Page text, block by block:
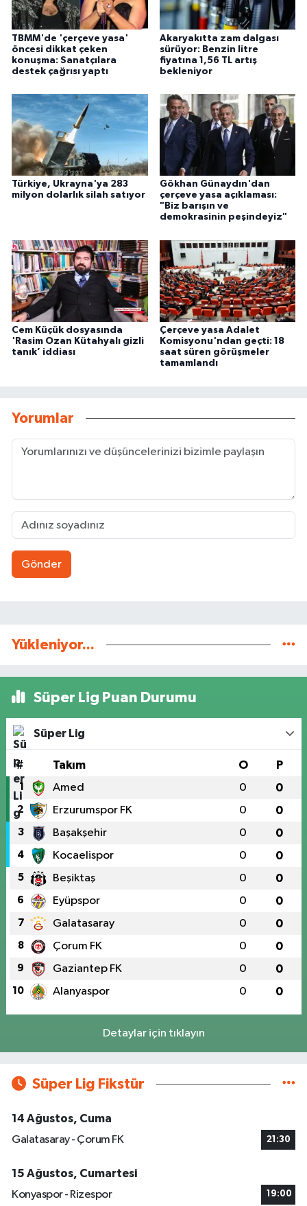
TBMM'de 'çerçeve yasa'
öncesi dikkat çeken
konuşma: Sanatçılara
destek çağrısı yaptı
Akaryakıtta zam dalgası
sürüyor: Benzin litre
fiyatına 1,56 TL artış
bekleniyor
Türkiye, Ukrayna'ya 283
milyon dolarlık silah satıyor
Gökhan Günaydın'dan
çerçeve yasa açıklaması:
"Biz barışın ve
demokrasinin peşindeyiz"
Cem Küçük dosyasında
'Rasim Ozan Kütahyalı gizli
tanık’ iddiası
Çerçeve yasa Adalet
Komisyonu'ndan geçti: 18
saat süren görüşmeler
tamamlandı
Yorumlar
Gönder
Yükleniyor...
Süper Lig Puan Durumu
Süper Lig
# Takım O P
1 Amed 0 0
2 Erzurumspor FK 0 0
3 Başakşehir 0 0
4 Kocaelispor 0 0
5 Beşiktaş 0 0
6 Eyüpspor 0 0
7 Galatasaray 0 0
8 Çorum FK 0 0
9 Gaziantep FK 0 0
10 Alanyaspor 0 0
Detaylar için tıklayın
Süper Lig Fikstür
14 Ağustos, Cuma
Galatasaray - Çorum FK
21:30
15 Ağustos, Cumartesi
Konyaspor - Rizespor
19:00